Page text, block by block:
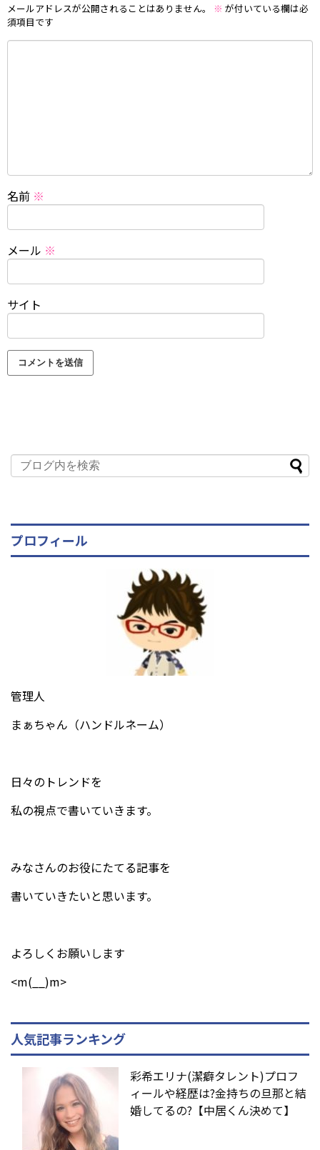
メールアドレスが公開されることはありません。 ※ が付いている欄は必
須項目です
名前 ※
メール ※
サイト
プロフィール
管理人
まぁちゃん（ハンドルネーム）
日々のトレンドを
私の視点で書いていきます。
みなさんのお役にたてる記事を
書いていきたいと思います。
よろしくお願いします
<m(__)m>
人気記事ランキング
彩希エリナ(潔癖タレント)プロフ
ィールや経歴は?金持ちの旦那と結
婚してるの?【中居くん決めて】